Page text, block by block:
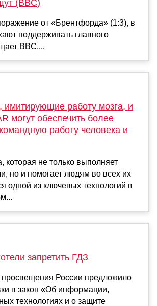
(BBC)
от «Брентфорда» (1:3), в
поддерживать главного
BBC....
имитирующие работу мозга, и
могут обеспечить более
работу человека и
которая не только выполняет
но и помогает людям во всех их
одной из ключевых технологий в
запретить ГДЗ
просвещения России предложило
в закон «Об информации,
технологиях и о защите